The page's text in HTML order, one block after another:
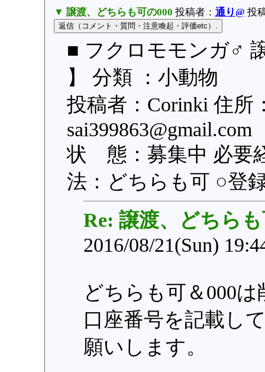
▼ 譲渡、どちらも可の000 投稿者： 通り@ 投
■ フクロモモンガ♂
】 分類 ：小動物
投稿者：Corinki 住所
状 態：募集中 必要
法：どちらも可 ○登
Re: 譲渡、どちら
2016/08/21(Sun)
どちらも可＆000
口座番号を記載し
願いします。